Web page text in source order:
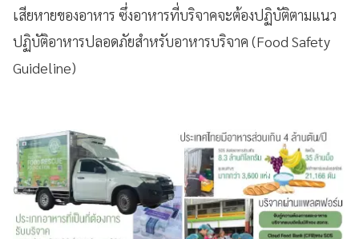
เสียหายของอาหาร ซึ่งอาหารที่บริจาคจะต้องปฏิบัติตามแนว
ปฏิบัติอาหารปลอดภัยสำหรับอาหารบริจาค (Food Safety
Guideline)